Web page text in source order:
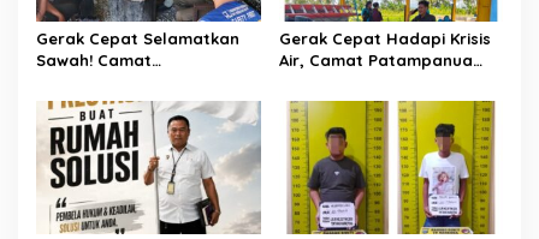
Gerak Cepat Selamatkan
Sawah! Camat
Kementerian Bahas Solusi
Debit Air Irigasi Watang
Sawitto Menulis
Gerak Cepat Hadapi Krisis
Air, Camat Patampanua
Demi Selamatkan Ribuan
Hektare Sawah Warga